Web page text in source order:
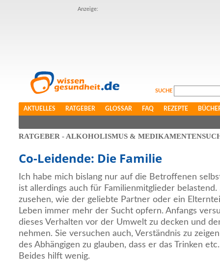
Anzeige:
SUCHE
AKTUELLES RATGEBER GLOSSAR FAQ REZEPTE
RATGEBER - ALKOHOLISMUS &
Co-Leidende: Die Familie
Ich habe mich bislang nur auf die Betroffenen
ist allerdings auch für Familienmitglieder belastend.
zusehen, wie der geliebte Partner oder ein
Leben immer mehr der Sucht opfern. Anfangs
dieses Verhalten vor der Umwelt zu decken und
nehmen. Sie versuchen auch, Verständnis zu
des Abhängigen zu glauben, dass er das Trinken
Beides hilft wenig.